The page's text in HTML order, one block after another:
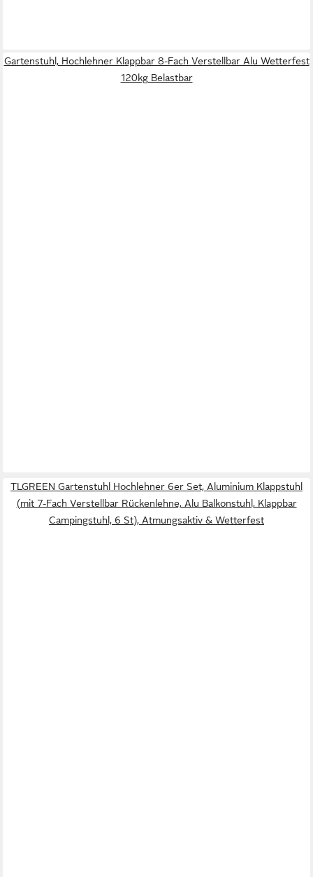
Gartenstuhl, Hochlehner Klappbar 8-Fach Verstellbar Alu Wetterfest
120kg Belastbar
TLGREEN Gartenstuhl Hochlehner 6er Set, Aluminium Klappstuhl
(mit 7-Fach Verstellbar Rückenlehne, Alu Balkonstuhl, Klappbar
Campingstuhl, 6 St), Atmungsaktiv & Wetterfest